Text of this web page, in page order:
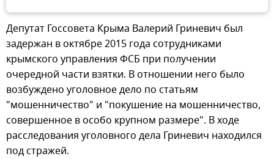
Депутат Госсовета Крыма Валерий Гриневич был
задержан в октябре 2015 года сотрудниками
крымского управления ФСБ при получении
очередной части взятки. В отношении него было
возбуждено уголовное дело по статьям
"мошенничество" и "покушение на мошенничество,
совершенное в особо крупном размере". В ходе
расследования уголовного дела Гриневич находился
под стражей.